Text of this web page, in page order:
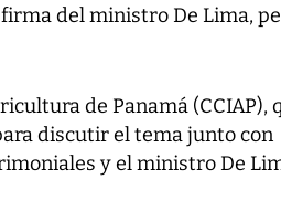
del ministro De Lima,
de Panamá (CCIAP),
discutir el tema junto con
y el ministro De